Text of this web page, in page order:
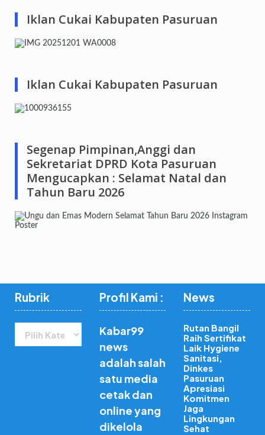
Iklan Cukai Kabupaten Pasuruan
Iklan Cukai Kabupaten Pasuruan
Segenap Pimpinan,Anggi dan
Sekretariat DPRD Kota Pasuruan
Mengucapkan : Selamat Natal dan
Tahun Baru 2026
Rubrik Profil Kami :
Kabar99
news
adalah salah
satu media
cetak dan
online yang
dikelola
News
Rutan Bangil
Raih Sertifikat
Laik Hygiene
Sanitasi,
Dinkes
Pasuruan
Apresiasi
Komitmen
Jaga
Lingkungan
Sehat